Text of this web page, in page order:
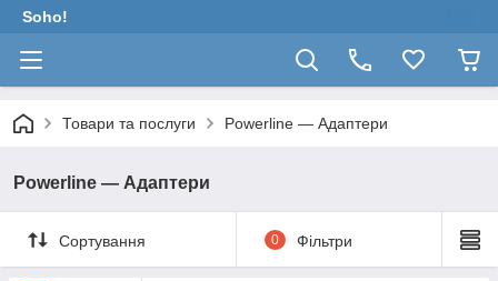
Soho!
Товари та послуги Powerline — Адаптери
Powerline — Адаптери
Сортування 0 Фільтри